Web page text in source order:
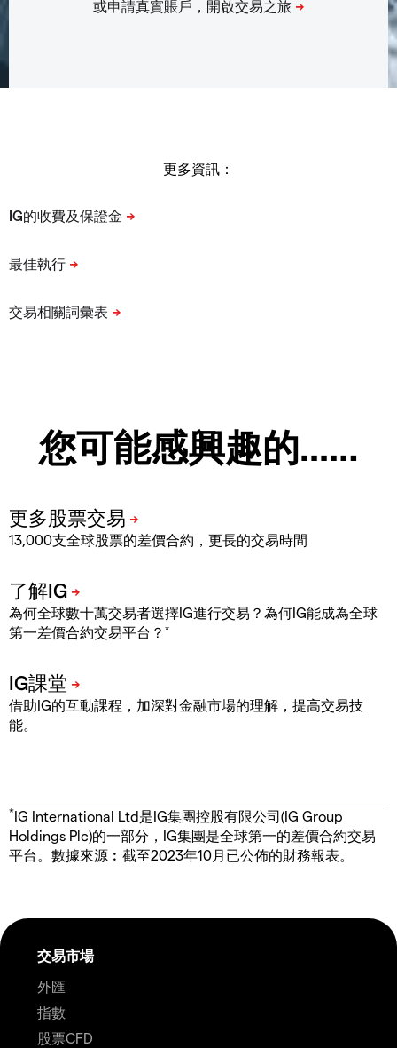
更多資訊：
您可能感興趣的...…
13,000支全球股票的差價合約，更長的交易時間
為何全球數十萬交易者選擇IG進行交易？為何IG能成為全球
第一差價合約交易平台？ *
借助IG的互動課程，加深對金融市場的理解，提高交易技
能。
*IG International Ltd是IG集團控股有限公司(IG Group
Holdings Plc)的一部分，IG集團是全球第一的差價合約交易
平台。數據來源︰截至2023年10月已公佈的財務報表。
交易市場
外匯
指數
股票CFD